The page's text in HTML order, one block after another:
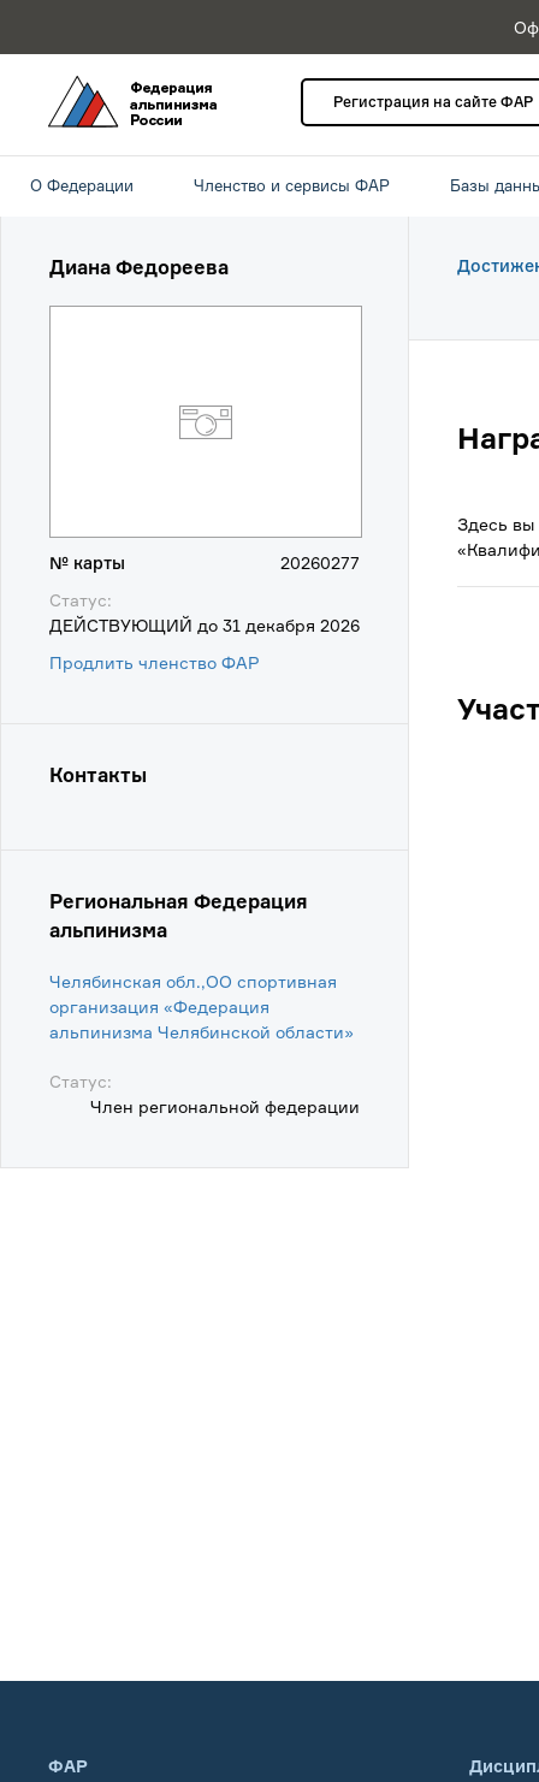
Регистрация на сайте ФАР
О Федерации Членство и сервисы ФАР Базы
Диана Федореева
№ карты
20260277
Статус:
ДЕЙСТВУЮЩИЙ до 31 декабря 2026
Продлить членство ФАР
Контакты
Региональная Федерация
альпинизма
Челябинская обл.,ОО спортивная
организация «Федерация
альпинизма Челябинской области»
Статус:
Член региональной федерации
Здесь вы
ФАР